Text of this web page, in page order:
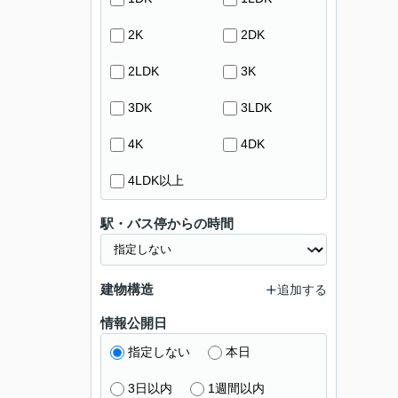
2K 2DK
2LDK 3K
3DK 3LDK
4K 4DK
4LDK以上
駅・バス停からの時間
建物構造 追加する
情報公開日
指定しない 本日
3日以内 1週間以内